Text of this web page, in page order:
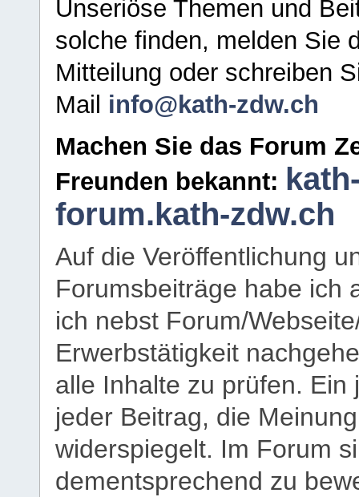
Unseriöse Themen und
solche finden, melden Sie
Mitteilung oder schreiben
Mail info@kath-zdw.ch
Machen Sie das Forum
Freunden bekannt:
forum.kath-zdw.ch
Auf die Veröffentlichung
Forumsbeiträge habe ich
ich nebst Forum/
Erwerbstätigkeit
alle Inhalte zu prüfen.
jeder Beitrag, die
widerspiegelt. Im Forum
dementsprechend zu